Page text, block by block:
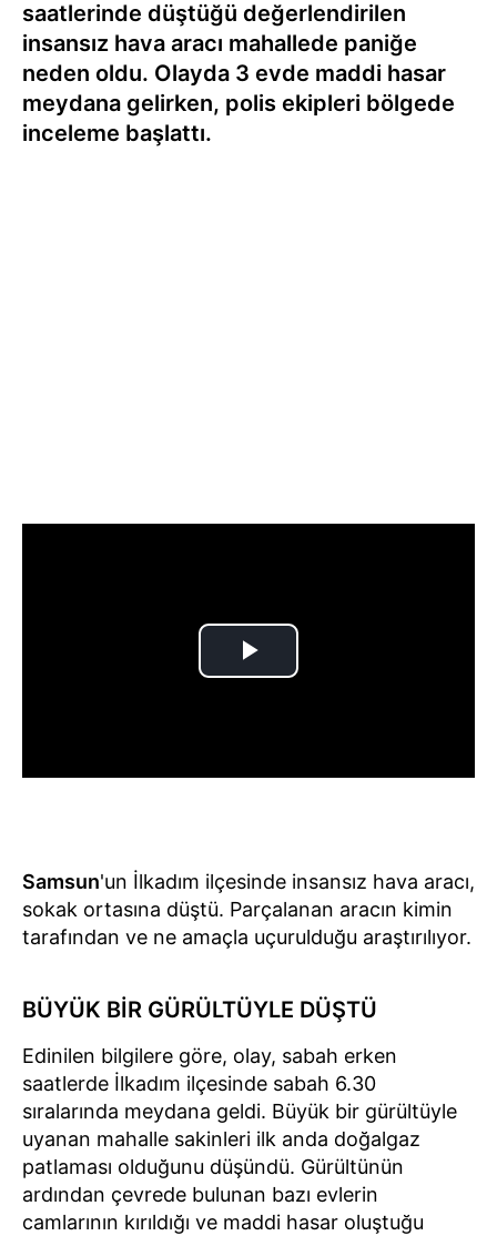
saatlerinde düştüğü değerlendirilen
insansız hava aracı mahallede paniğe
neden oldu. Olayda 3 evde maddi hasar
meydana gelirken, polis ekipleri bölgede
inceleme başlattı.
Samsun'un İlkadım ilçesinde insansız hava aracı,
sokak ortasına düştü. Parçalanan aracın kimin
tarafından ve ne amaçla uçurulduğu araştırılıyor.
BÜYÜK BİR GÜRÜLTÜYLE DÜŞTÜ
Edinilen bilgilere göre, olay, sabah erken
saatlerde İlkadım ilçesinde sabah 6.30
sıralarında meydana geldi. Büyük bir gürültüyle
uyanan mahalle sakinleri ilk anda doğalgaz
patlaması olduğunu düşündü. Gürültünün
ardından çevrede bulunan bazı evlerin
camlarının kırıldığı ve maddi hasar oluştuğu